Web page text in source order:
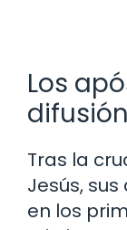
Los
Tras la
Jesús,
en los